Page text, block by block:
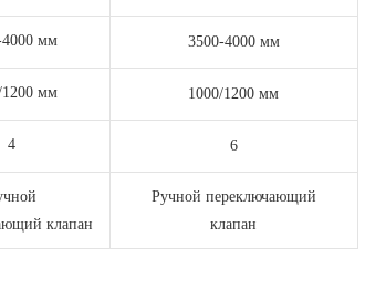
4000 мм 3500-4000 мм
1200 мм 1000/1200 мм
4 6
клапан
Ручной переключающий
клапан